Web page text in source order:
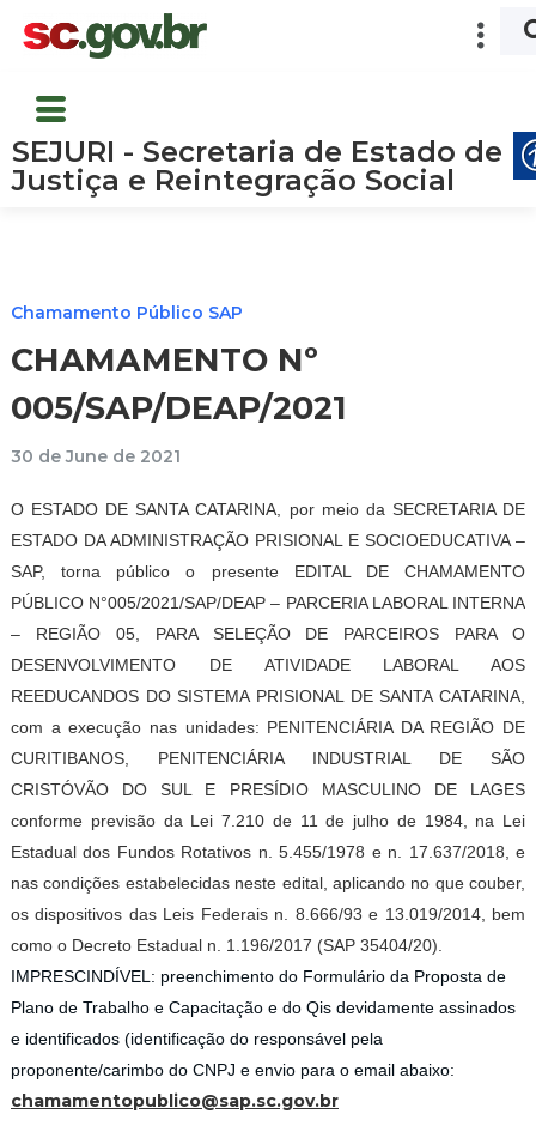
SEJURI - Secretaria de Estado de
Justiça e Reintegração Social
Chamamento Público SAP
CHAMAMENTO Nº
005/SAP/DEAP/2021
30 de June de 2021
O ESTADO DE SANTA CATARINA, por meio da SECRETARIA DE
ESTADO DA ADMINISTRAÇÃO PRISIONAL E SOCIOEDUCATIVA –
SAP, torna público o presente EDITAL DE CHAMAMENTO
PÚBLICO N°005/2021/SAP/DEAP – PARCERIA LABORAL INTERNA
– REGIÃO 05, PARA SELEÇÃO DE PARCEIROS PARA O
DESENVOLVIMENTO DE ATIVIDADE LABORAL AOS
REEDUCANDOS DO SISTEMA PRISIONAL DE SANTA CATARINA,
com a execução nas unidades: PENITENCIÁRIA DA REGIÃO DE
CURITIBANOS, PENITENCIÁRIA INDUSTRIAL DE SÃO
CRISTÓVÃO DO SUL E PRESÍDIO MASCULINO DE LAGES
conforme previsão da Lei 7.210 de 11 de julho de 1984, na Lei
Estadual dos Fundos Rotativos n. 5.455/1978 e n. 17.637/2018, e
nas condições estabelecidas neste edital, aplicando no que couber,
os dispositivos das Leis Federais n. 8.666/93 e 13.019/2014, bem
como o Decreto Estadual n. 1.196/2017 (SAP 35404/20).
IMPRESCINDÍVEL: preenchimento do Formulário da Proposta de
Plano de Trabalho e Capacitação e do Qis devidamente assinados
e identificados (identificação do responsável pela
proponente/carimbo do CNPJ e envio para o email abaixo:
chamamentopublico@sap.sc.gov.br